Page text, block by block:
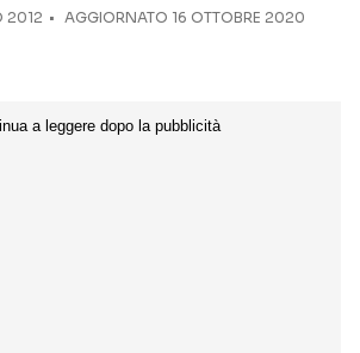
2012
AGGIORNATO 16 OTTOBRE 2020